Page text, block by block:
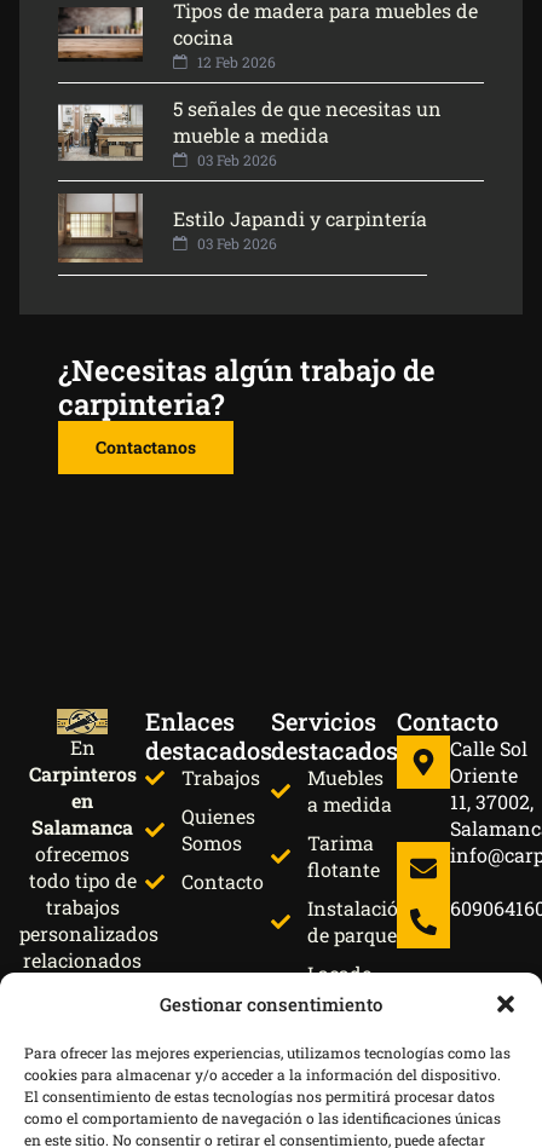
Gestionar consentimiento
Para ofrecer las mejores experiencias, utilizamos tecnologías como las
cookies para almacenar y/o acceder a la información del dispositivo.
El consentimiento de estas tecnologías nos permitirá procesar datos
como el comportamiento de navegación o las identificaciones únicas
en este sitio. No consentir o retirar el consentimiento, puede afectar
Tipos de madera para muebles de
cocina
12 Feb 2026
5 señales de que necesitas un
mueble a medida
03 Feb 2026
Estilo Japandi y carpintería
03 Feb 2026
¿Necesitas algún trabajo de
carpinteria?
Contactanos
En
Carpinteros
en
Salamanca
ofrecemos
todo tipo de
trabajos
personalizados
relacionados
metal con
materiales de
alta calidad.
Enlaces
destacados
Trabajos
Quienes
Somos
Contacto
Servicios
destacados
Muebles
a medida
Tarima
flotante
Instalación
de parquet
Lacado
de
Lacado
de
puertas
Contacto
Calle Sol
Oriente
11, 37002,